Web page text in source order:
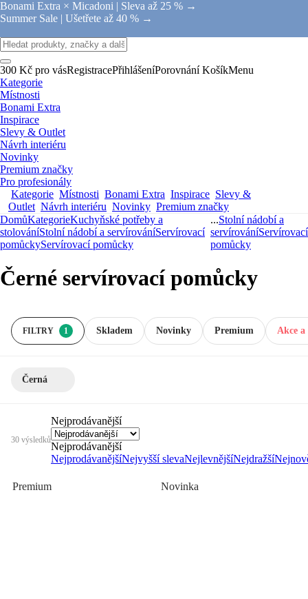
Bonami Extra × Micadoni | Sleva až 25 % →
Summer Sale | Ušetřete až 40 % →
300 Kč pro vásRegistracePřihlášeníPorovnání KošíkMenu
Kategorie
Místnosti
Bonami Extra
Inspirace
Slevy & Outlet
Návrh interiéru
Novinky
Premium značky
Pro profesionály
Kategorie Místnosti Bonami Extra Inspirace Slevy &
Outlet Návrh interiéru Novinky Premium značky
DomůKategorieKuchyňské potřeby a
stolováníStolní nádobí a servírováníServírovací
pomůckyServírovací pomůcky
...Stolní nádobí a
servírováníServírovací
pomůcky
Černé servírovací pomůcky
FILTRY 1 Skladem Premium Akce a
Novinky
Černá
30 výsledků
Nejprodávanější
Nejprodávanější
NejprodávanějšíNejvyšší slevaNejlevnějšíNejdražší
Premium Novinka